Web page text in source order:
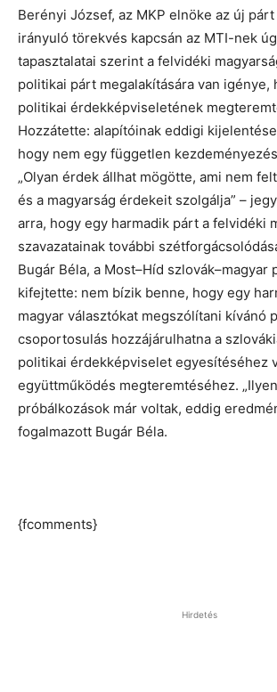
Berényi József, az MKP elnöke az új
irányuló törekvés kapcsán az MTI-nek
tapasztalatai szerint a felvidéki
politikai párt megalakítására van igénye,
politikai érdekképviseletének
Hozzátette: alapítóinak eddigi
hogy nem egy független
„Olyan érdek állhat mögötte, ami nem
és a magyarság érdekeit szolgálja” –
arra, hogy egy harmadik párt a felvidéki
szavazatainak további
Bugár Béla, a Most–Híd szlovák–magyar
kifejtette: nem bízik benne, hogy egy
magyar választókat megszólítani kívánó
csoportosulás hozzájárulhatna a
politikai érdekképviselet egyesítéséhez
együttműködés megteremtéséhez.
próbálkozások már voltak, eddig
fogalmazott Bugár Béla.
{fcomments}
Hirdetés